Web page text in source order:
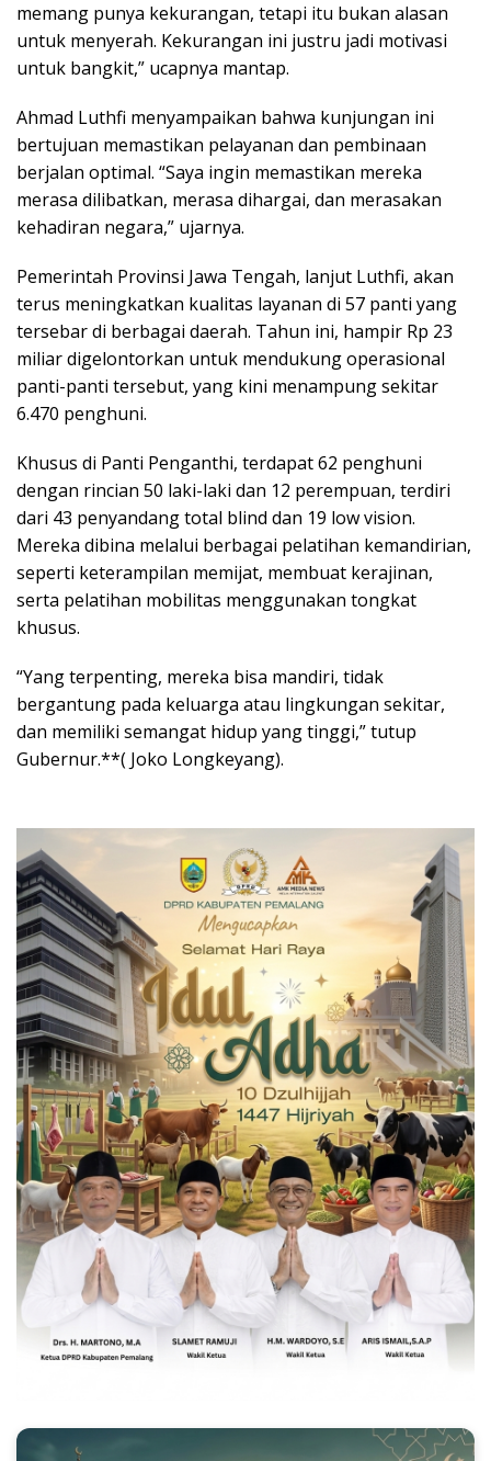
memang punya kekurangan, tetapi itu bukan alasan
untuk menyerah. Kekurangan ini justru jadi motivasi
untuk bangkit,” ucapnya mantap.
Ahmad Luthfi menyampaikan bahwa kunjungan ini
bertujuan memastikan pelayanan dan pembinaan
berjalan optimal. “Saya ingin memastikan mereka
merasa dilibatkan, merasa dihargai, dan merasakan
kehadiran negara,” ujarnya.
Pemerintah Provinsi Jawa Tengah, lanjut Luthfi, akan
terus meningkatkan kualitas layanan di 57 panti yang
tersebar di berbagai daerah. Tahun ini, hampir Rp 23
miliar digelontorkan untuk mendukung operasional
panti-panti tersebut, yang kini menampung sekitar
6.470 penghuni.
Khusus di Panti Penganthi, terdapat 62 penghuni
dengan rincian 50 laki-laki dan 12 perempuan, terdiri
dari 43 penyandang total blind dan 19 low vision.
Mereka dibina melalui berbagai pelatihan kemandirian,
seperti keterampilan memijat, membuat kerajinan,
serta pelatihan mobilitas menggunakan tongkat
khusus.
“Yang terpenting, mereka bisa mandiri, tidak
bergantung pada keluarga atau lingkungan sekitar,
dan memiliki semangat hidup yang tinggi,” tutup
Gubernur.**( Joko Longkeyang).